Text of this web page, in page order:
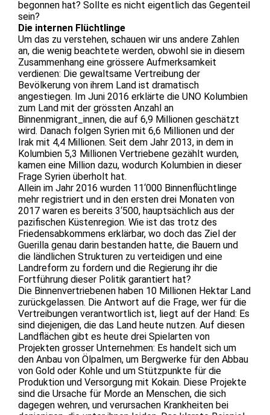
begonnen hat? Sollte es nicht eigentlich das Gegenteil
sein?
Die internen Flüchtlinge
Um das zu verstehen, schauen wir uns andere Zahlen
an, die wenig beachtete werden, obwohl sie in diesem
Zusammenhang eine grössere Aufmerksamkeit
verdienen: Die gewaltsame Vertreibung der
Bevölkerung von ihrem Land ist dramatisch
angestiegen. Im Juni 2016 erklärte die UNO Kolumbien
zum Land mit der grössten Anzahl an
Binnenmigrant_innen, die auf 6,9 Millionen geschätzt
wird. Danach folgen Syrien mit 6,6 Millionen und der
Irak mit 4,4 Millionen. Seit dem Jahr 2013, in dem in
Kolumbien 5,3 Millionen Vertriebene gezählt wurden,
kamen eine Million dazu, wodurch Kolumbien in dieser
Frage Syrien überholt hat.
Allein im Jahr 2016 wurden 11‘000 Binnenflüchtlinge
mehr registriert und in den ersten drei Monaten von
2017 waren es bereits 3‘500, hauptsächlich aus der
pazifischen Küstenregion. Wie ist das trotz des
Friedensabkommens erklärbar, wo doch das Ziel der
Guerilla genau darin bestanden hatte, die Bauern und
die ländlichen Strukturen zu verteidigen und eine
Landreform zu fordern und die Regierung ihr die
Fortführung dieser Politik garantiert hat?
Die Binnenvertriebenen haben 10 Millionen Hektar Land
zurückgelassen. Die Antwort auf die Frage, wer für die
Vertreibungen verantwortlich ist, liegt auf der Hand: Es
sind diejenigen, die das Land heute nutzen. Auf diesen
Landflächen gibt es heute drei Spielarten von
Projekten grosser Unternehmen: Es handelt sich um
den Anbau von Ölpalmen, um Bergwerke für den Abbau
von Gold oder Kohle und um Stützpunkte für die
Produktion und Versorgung mit Kokain. Diese Projekte
sind die Ursache für Morde an Menschen, die sich
dagegen wehren, und verursachen Krankheiten bei